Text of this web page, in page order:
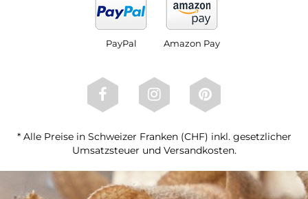
PayPal Amazon Pay
* Alle Preise in Schweizer Franken (CHF) inkl. gesetzlicher
Umsatzsteuer und Versandkosten.